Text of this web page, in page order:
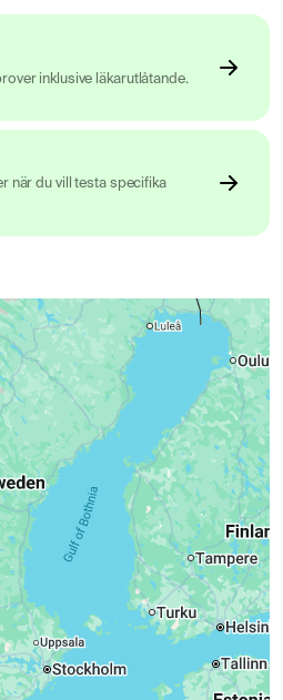
inklusive läkarutlåtande.
när du vill testa specifika